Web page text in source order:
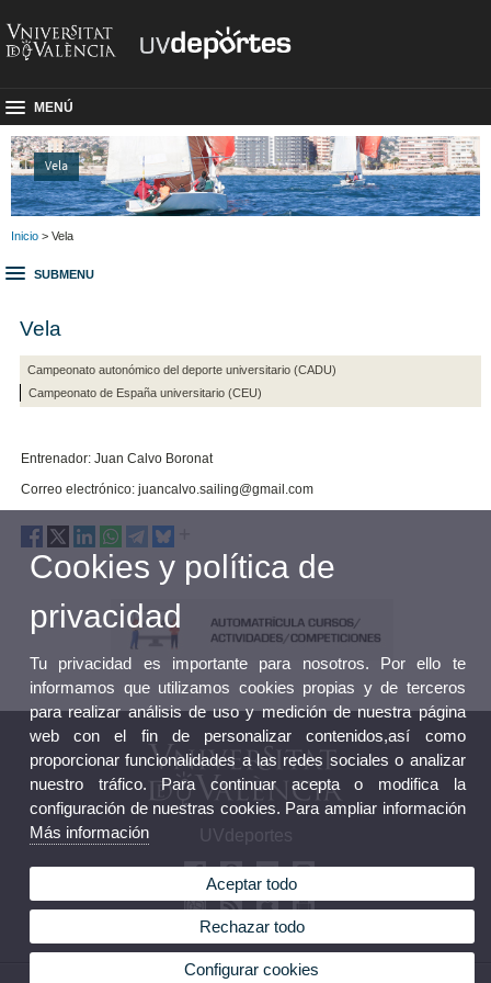
MENÚ
Vela
Inicio > Vela
SUBMENU
Vela
Campeonato autonómico del deporte universitario (CADU)
Campeonato de España universitario (CEU)
Entrenador: Juan Calvo Boronat
Correo electrónico: juancalvo.sailing@gmail.com
UVdeportes
Cookies y política de
privacidad
Tu privacidad es importante para nosotros. Por ello te
informamos que utilizamos cookies propias y de terceros
para realizar análisis de uso y medición de nuestra página
web con el fin de personalizar contenidos,así como
proporcionar funcionalidades a las redes sociales o analizar
nuestro tráfico. Para continuar acepta o modifica la
configuración de nuestras cookies. Para ampliar información
Más información
Aceptar todo
Rechazar todo
Configurar cookies